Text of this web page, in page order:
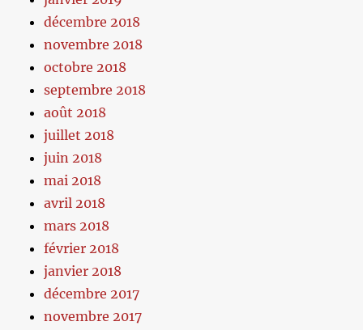
décembre 2018
novembre 2018
octobre 2018
septembre 2018
août 2018
juillet 2018
juin 2018
mai 2018
avril 2018
mars 2018
février 2018
janvier 2018
décembre 2017
novembre 2017